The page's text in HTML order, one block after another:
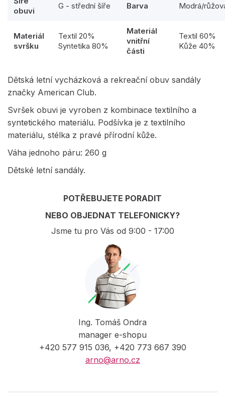
obuvi
G - střední šíře Barva Modrá/
Materiál
svršku
Textil 20%
Syntetika 80%
Materiál
vnitřní
části
Textil 60%
Kůže 40%
Dětská letní vycházková a rekreační obuv sandály
značky American Club.
Svršek obuvi je vyroben z kombinace textilního a
syntetického materiálu. Podšívka je z textilního
materiálu, stélka z pravé přírodní kůže.
Váha jednoho páru: 260 g
Dětské letní sandály.
POTŘEBUJETE PORADIT
NEBO OBJEDNAT TELEFONICKY?
Jsme tu pro Vás od 9:00 - 17:00
Ing. Tomáš Ondra
manager e-shopu
+420 577 915 036, +420 773 667 390
arno@arno.cz